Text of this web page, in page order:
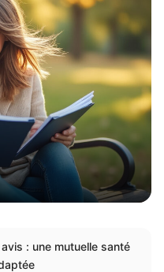
: une mutuelle santé